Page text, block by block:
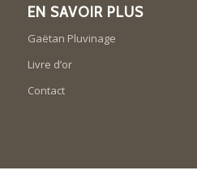
EN SAVOIR PLUS
Gaëtan Pluvinage
Livre d’or
Contact